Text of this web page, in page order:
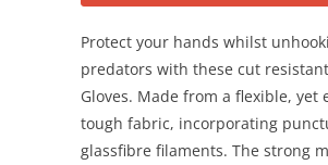
Protect your hands whilst
predators with these cut
Gloves. Made from a flexible, yet
tough fabric, incorporating
glassfibre filaments. The strong